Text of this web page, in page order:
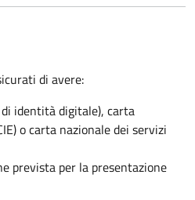
di avere:
identità digitale), carta
o carta nazionale dei servizi
prevista per la presentazione